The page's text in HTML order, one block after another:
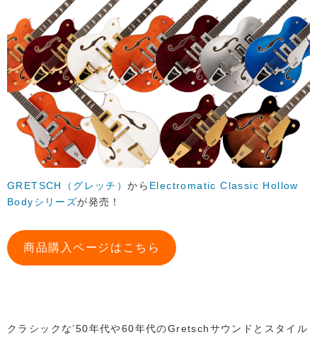
GRETSCH（グレッチ）から Electromatic Classic Hollow
Bodyシリーズが発売！
商品購入ページはこちら
クラシックな’50年代や60年代のGretschサウンドとスタイル